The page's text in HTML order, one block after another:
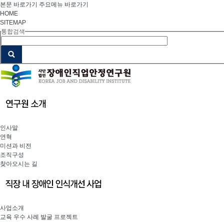
본문 바로가기
주요메뉴 바로가기
HOME
SITEMAP
통합검색
인사말
연혁
미션과 비전
조직구성
찾아오시는 길
사업소개
교육 우수 사례 발굴 프로젝트